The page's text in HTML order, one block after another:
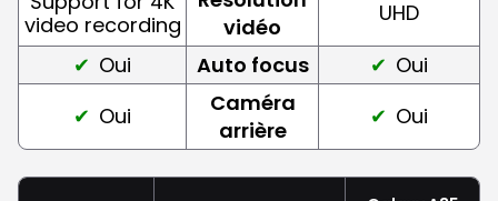
video recording
vidéo
UHD
Oui
Auto focus
Oui
Oui
Caméra
arrière
Oui